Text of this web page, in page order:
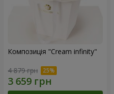
Композиція "Cream infinity"
4 879 грн